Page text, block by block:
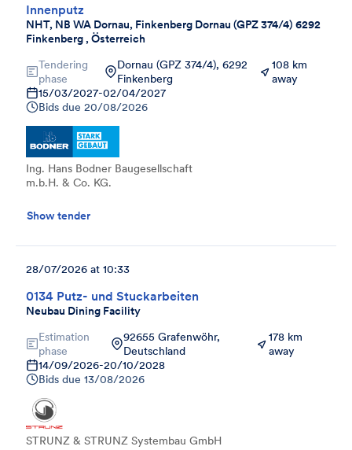
Innenputz
NHT, NB WA Dornau, Finkenberg Dornau (GPZ 374/4) 6292
Finkenberg , Österreich
Tendering
phase
Dornau (GPZ 374/4), 6292
Finkenberg
108 km
away
15/03/2027-02/04/2027
Bids due 20/08/2026
Ing. Hans Bodner Baugesellschaft
m.b.H. & Co. KG.
Show tender
0134 Putz- und Stuckarbeiten
Neubau Dining Facility
28/07/2026 at 10:33
Estimation
phase
92655 Grafenwöhr,
Deutschland
178 km
away
14/09/2026-20/10/2028
Bids due 13/08/2026
STRUNZ & STRUNZ Systembau GmbH